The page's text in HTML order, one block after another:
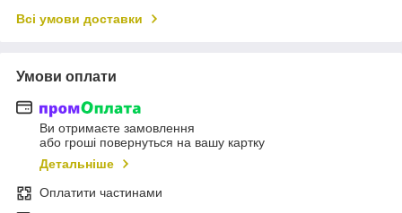
Всі умови доставки
Умови оплати
Ви отримаєте замовлення
або гроші повернуться на вашу картку
Детальніше
Оплатити частинами